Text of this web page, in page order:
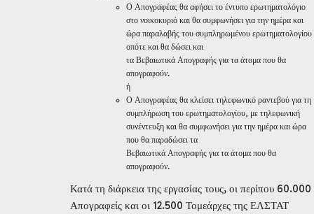
Ο Απογραφέας θα αφήσει το έντυπο ερωτηματολόγιο
στο νοικοκυριό και θα συμφωνήσει για την ημέρα και
ώρα παραλαβής του συμπληρωμένου ερωτηματολογίου
οπότε και θα δώσει και
τα Βεβαιωτικά Απογραφής για τα άτομα που θα
απογραφούν.
ή
Ο Απογραφέας θα κλείσει τηλεφωνικό ραντεβού για τη
συμπλήρωση του ερωτηματολογίου, με τηλεφωνική
συνέντευξη και θα συμφωνήσει για την ημέρα και ώρα
που θα παραδώσει τα
Βεβαιωτικά Απογραφής για τα άτομα που θα
απογραφούν.
Κατά τη διάρκεια της εργασίας τους, οι περίπου 60.000
Απογραφείς και οι 12.500 Τομεάρχες της ΕΛΣΤΑΤ